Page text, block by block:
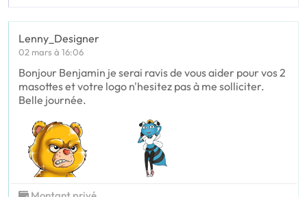
Lenny_Designer
02 mars à 16:06
Bonjour Benjamin je serai ravis de vous aider pour vos 2
masottes et votre logo n'hesitez pas à me solliciter.
Belle journée.